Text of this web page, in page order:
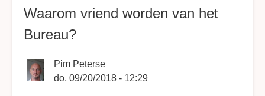
Waarom vriend worden van het
Bureau?
Pim Peterse
do, 09/20/2018 - 12:29